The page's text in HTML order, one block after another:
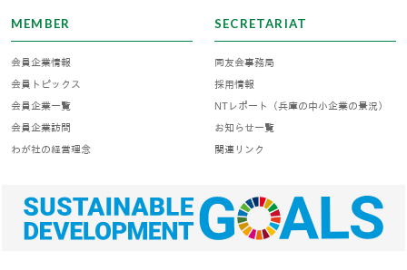
MEMBER SECRETARIAT
会員企業情報
同友会事務局
会員トピックス
採用情報
会員企業一覧
NTレポート（兵庫の中小企業の景況）
会員企業訪問
お知らせ一覧
わが社の経営理念
関連リンク